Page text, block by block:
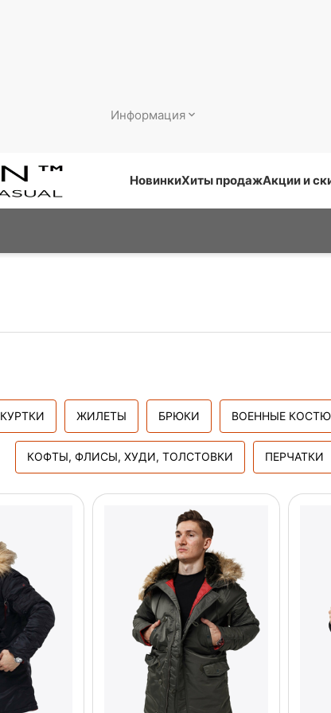
Информация
НовинкиХиты продажАкции и
КУРТКИ ЖИЛЕТЫ БРЮКИ ВОЕННЫЕ
КОФТЫ, ФЛИСЫ, ХУДИ, ТОЛСТОВКИ ПЕРЧАТКИ